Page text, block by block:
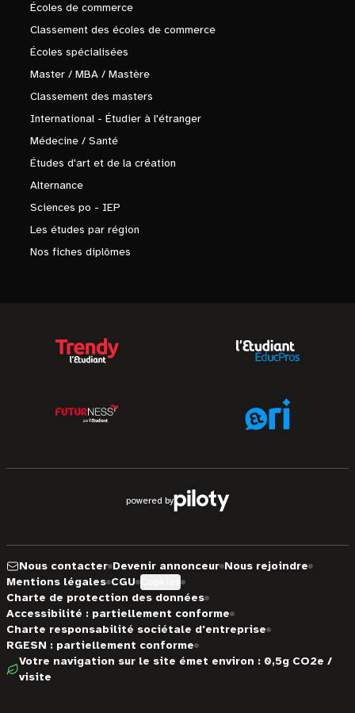
Écoles de commerce
Classement des écoles de commerce
Écoles spécialisées
Master / MBA / Mastère
Classement des masters
International - Étudier à l'étranger
Médecine / Santé
Études d'art et de la création
Alternance
Sciences po - IEP
Les études par région
Nos fiches diplômes
powered by
Nous contacter Devenir annonceur Nous rejoindre
Mentions légales CGU
Charte de protection des données
Accessibilité : partiellement conforme
Charte responsabilité sociétale d'entreprise
RGESN : partiellement conforme
Votre navigation sur le site émet environ : 0,5g CO2e /
visite